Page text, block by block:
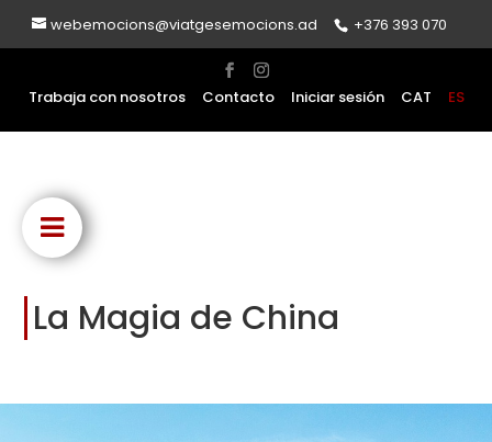
webemocions@viatgesemocions.ad +376 393 070
Trabaja con nosotros Contacto Iniciar sesión CAT ES
La Magia de China